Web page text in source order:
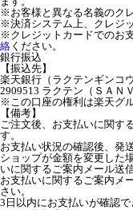
※お客様と異なる名義のク
※決済システム上、クレジ
※クレジットカードでのお
絡 ください。
銀行振込
【振込先】
楽天銀行（ラクテンギンコ
2909513 ラクテン（ＳＡＮ
※この口座の権利は楽天グ
【備考】
ご注文後、お支払いに関す
す。
お支払い状況の確認後、発
ショップが金額を変更した
いに関するご案内メール送
お支払いに関するご案内メ
さい。
3日以内にお支払いが確認